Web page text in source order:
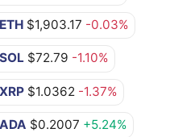
ETH $1,903.17 -0.03%
SOL $72.79 -1.10%
XRP $1.0362 -1.37%
ADA $0.2007 +5.24%